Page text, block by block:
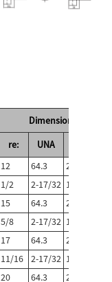
Dimensiones (mm /
re:
UNA
12 64.3 25.4
1/2 2-17/32 1
15 64.3 25.4
5/8 2-17/32 1
17 64.3 25.4
11/16 2-17/32 1
20 64.3 25.4